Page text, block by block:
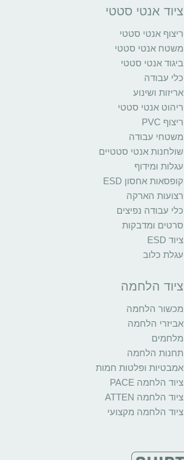
ציוד אנטי סטטי
ריצוף אנטי סטטי
משטח אנטי סטטי
ביגוד אנטי סטטי
כלי עבודה
אריזות ושינוע
ריהוט אנטי סטטי
ריצוף PVC
משטחי עבודה
שולחנות אנטי סטטיים
עגלות ומידוף
קופסאות אחסון ESD
רצועות הארקה
כלי עבודה נפיצים
סרטים ומדבקות
ציוד ESD
עגלת כלוב
ציוד הלחמה
מכשור הלחמה
אביזרי הלחמה
מלחמים
תחנות הלחמה
אמבטיות ופלטות חמות
ציוד הלחמה PACE
ציוד הלחמה ATTEN
ציוד הלחמה מקצועי